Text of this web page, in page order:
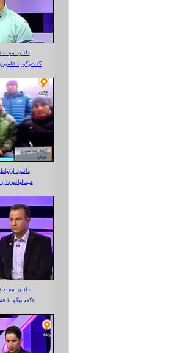
دانلود مجله
گفت‌وگو با
دانلود
دانلود مجله
گفت‌وگو با «موحد سریعی» و «کریم»